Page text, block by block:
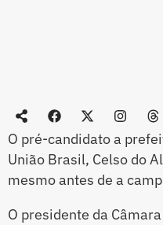
O pré-candidato a
União Brasil, Celso do
mesmo antes de a
O presidente da